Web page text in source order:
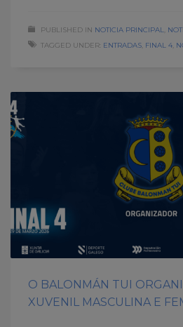
PUBLISHED IN NOTICIA PRINCIPAL
TAGGED UNDER: ENTRADAS FINAL 4
O BALONMÁN TUI
XUVENIL MASCULINA E